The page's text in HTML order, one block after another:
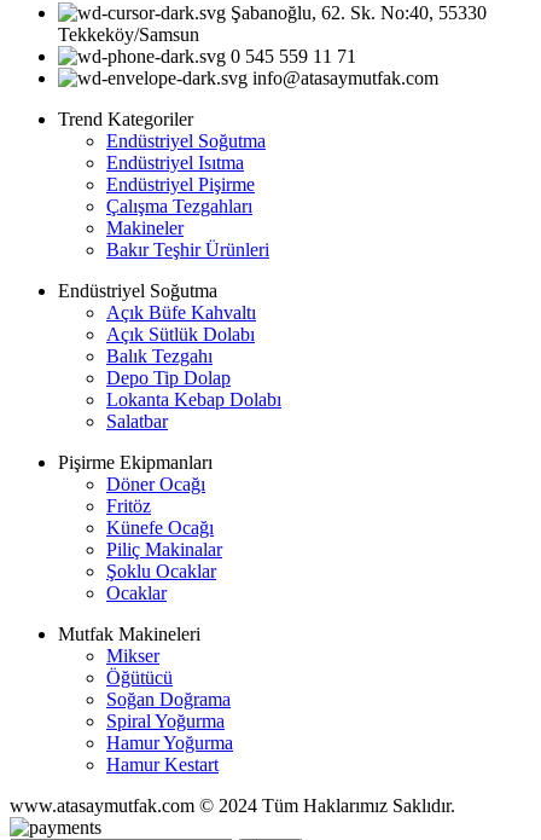
Şabanoğlu, 62. Sk. No:40, 55330
Tekkeköy/Samsun
0 545 559 11 71
info@atasaymutfak.com
Trend Kategoriler
Endüstriyel Soğutma
Endüstriyel Isıtma
Endüstriyel Pişirme
Çalışma Tezgahları
Makineler
Bakır Teşhir Ürünleri
Endüstriyel Soğutma
Açık Büfe Kahvaltı
Açık Sütlük Dolabı
Balık Tezgahı
Depo Tip Dolap
Lokanta Kebap Dolabı
Salatbar
Pişirme Ekipmanları
Döner Ocağı
Fritöz
Künefe Ocağı
Piliç Makinalar
Şoklu Ocaklar
Ocaklar
Mutfak Makineleri
Mikser
Öğütücü
Soğan Doğrama
Spiral Yoğurma
Hamur Yoğurma
Hamur Kestart
www.atasaymutfak.com © 2024 Tüm Haklarımız Saklıdır.